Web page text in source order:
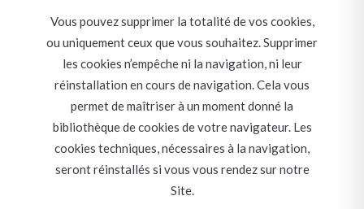
Vous pouvez supprimer la totalité de vos cookies,
ou uniquement ceux que vous souhaitez. Supprimer
les cookies n’empêche ni la navigation, ni leur
réinstallation en cours de navigation. Cela vous
permet de maîtriser à un moment donné la
bibliothèque de cookies de votre navigateur. Les
cookies techniques, nécessaires à la navigation,
seront réinstallés si vous vous rendez sur notre
Site.